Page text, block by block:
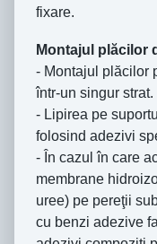
fixare.
Montajul plăcilor
- Montajul plăcilor
într-un singur strat.
- Lipirea pe
folosind adezivi
- În cazul în care
membrane
uree) pe pereţii
cu benzi adezive